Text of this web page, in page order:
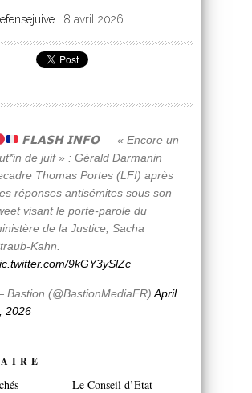
8 avril 2026
𝗙𝗟𝗔𝗦𝗛 𝗜𝗡𝗙𝗢 — « Encore un
de juif » : Gérald Darmanin
Thomas Portes (LFI) après
réponses antisémites sous son
visant le porte-parole du
de la Justice, Sacha
Kahn.
9kGY3ySlZc
Bastion (@BastionMediaFR) April
2026
Le Conseil d’Etat